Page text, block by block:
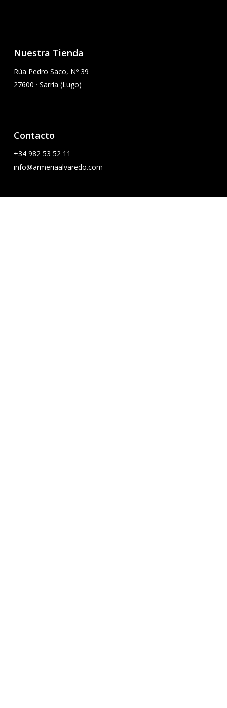
Nuestra Tienda
Rúa Pedro Saco, Nº 39
27600 · Sarria (Lugo)
Contacto
+34 982 53 52 11
info@armeriaalvaredo.com
Política de Privacidad
Política de Cookies